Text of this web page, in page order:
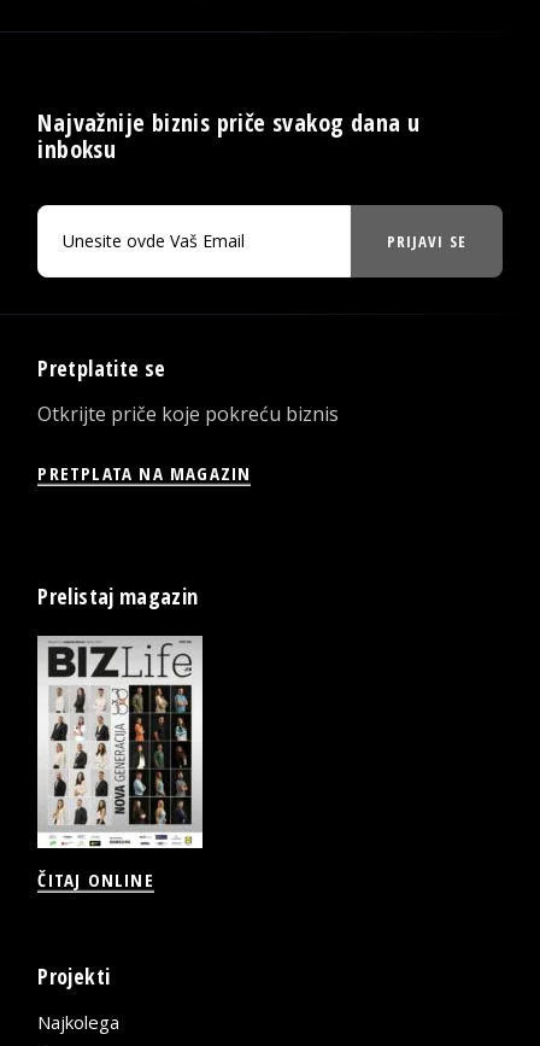
Najvažnije biznis priče svakog dana u
inboksu
PRIJAVI SE
Pretplatite se
Otkrijte priče koje pokreću biznis
PRETPLATA NA MAGAZIN
Prelistaj magazin
ČITAJ ONLINE
Projekti
Najkolega